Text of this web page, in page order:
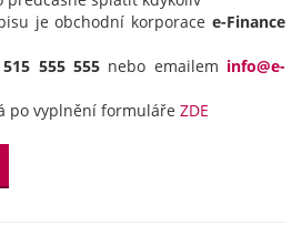
je obchodní korporace e-Finance
515 555 555nebo emailem info@e-
po vyplnění formuláře ZDE